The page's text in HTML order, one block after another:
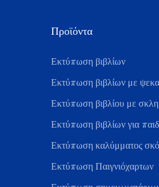
Προϊόντα
Εκτύπωση βιβλίων
Εκτύπωση βιβλίων με
Εκτύπωση βιβλίου με
Εκτύπωση βιβλίων για
Εκτύπωση καλύμματος
Εκτύπωση Παιγνιόχαρτων